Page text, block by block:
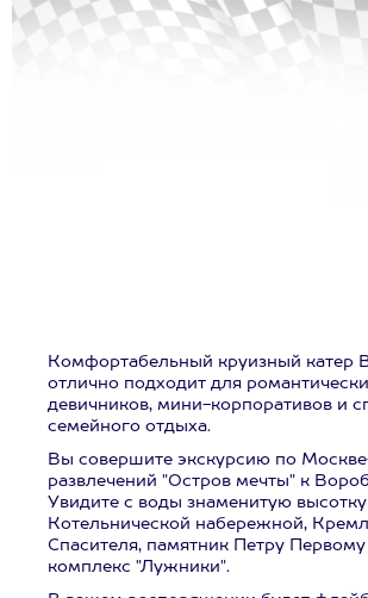
Комфортабельный круизный катер
отлично подходит для
девичников, мини-корпоративов и
семейного отдыха.
Вы совершите экскурсию по
развлечений "Остров мечты" к
Увидите с воды знаменитую
Котельнической набережной,
Спасителя, памятник Петру
комплекс "Лужники".